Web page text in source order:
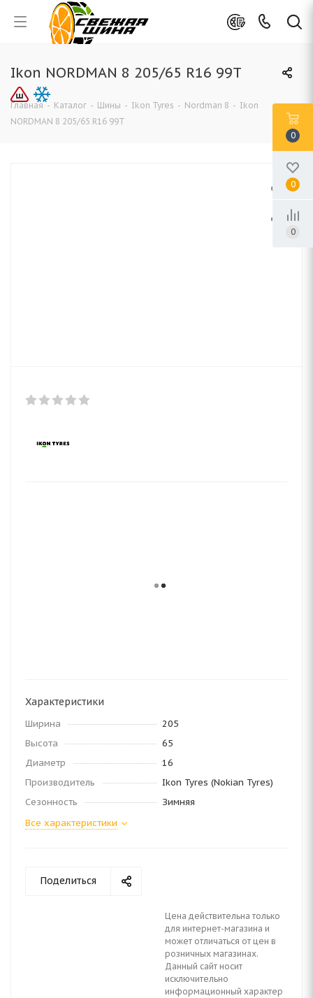
Ikon NORDMAN 8 205/65 R16 99T
Главная - Каталог - Шины - Ikon Tyres - Nordman 8 - Ikon
NORDMAN 8 205/65 R16 99T
Характеристики
Ширина
205
Высота
65
Диаметр
16
Производитель
Ikon Tyres (Nokian Tyres)
Сезонность
Зимняя
Все характеристики
Поделиться
Цена действительна только
для интернет-магазина и
может отличаться от цен в
розничных магазинах.
Данный сайт носит
исключительно
информационный характер
0
0
0